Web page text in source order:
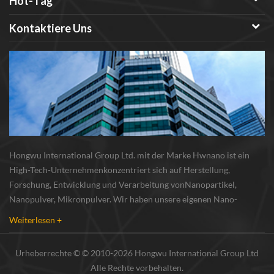
Kontaktiere Uns
Hongwu International Group Ltd. mit der Marke Hwnano ist ein
High-Tech-Unternehmenkonzentriert sich auf Herstellung,
Forschung, Entwicklung und Verarbeitung vonNanopartikel,
Nanopulver, Mikronpulver. Wir haben unsere eigenen Nano-
Weiterlesen +
Urheberrechte © © 2010-2026 Hongwu International Group Ltd
Alle Rechte vorbehalten.